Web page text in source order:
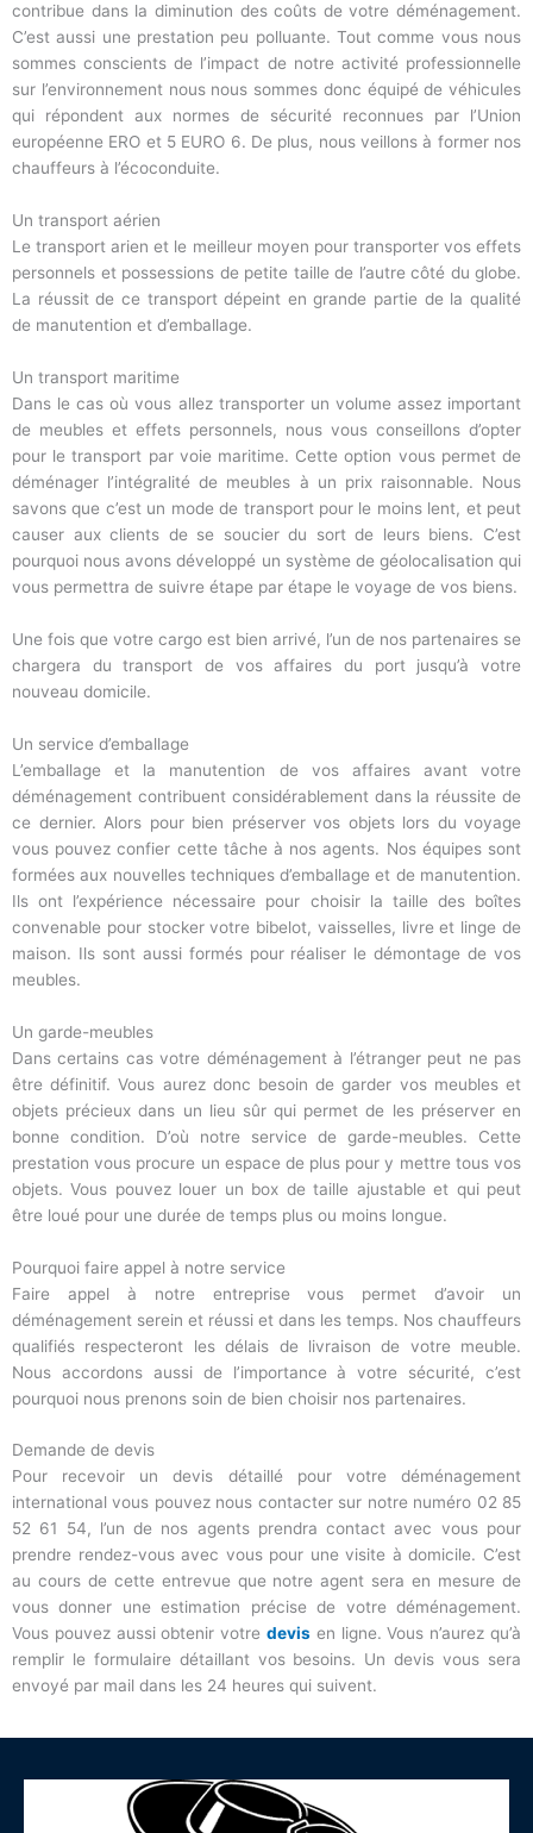
contribue dans la diminution des coûts de votre déménagement.
C’est aussi une prestation peu polluante. Tout comme vous nous
sommes conscients de l’impact de notre activité professionnelle
sur l’environnement nous nous sommes donc équipé de véhicules
qui répondent aux normes de sécurité reconnues par l’Union
européenne ERO et 5 EURO 6. De plus, nous veillons à former nos
chauffeurs à l’écoconduite.
Un transport aérien
Le transport arien et le meilleur moyen pour transporter vos effets
personnels et possessions de petite taille de l’autre côté du globe.
La réussit de ce transport dépeint en grande partie de la qualité
de manutention et d’emballage.
Un transport maritime
Dans le cas où vous allez transporter un volume assez important
de meubles et effets personnels, nous vous conseillons d’opter
pour le transport par voie maritime. Cette option vous permet de
déménager l’intégralité de meubles à un prix raisonnable. Nous
savons que c’est un mode de transport pour le moins lent, et peut
causer aux clients de se soucier du sort de leurs biens. C’est
pourquoi nous avons développé un système de géolocalisation qui
vous permettra de suivre étape par étape le voyage de vos biens.
Une fois que votre cargo est bien arrivé, l’un de nos partenaires se
chargera du transport de vos affaires du port jusqu’à votre
nouveau domicile.
Un service d’emballage
L’emballage et la manutention de vos affaires avant votre
déménagement contribuent considérablement dans la réussite de
ce dernier. Alors pour bien préserver vos objets lors du voyage
vous pouvez confier cette tâche à nos agents. Nos équipes sont
formées aux nouvelles techniques d’emballage et de manutention.
Ils ont l’expérience nécessaire pour choisir la taille des boîtes
convenable pour stocker votre bibelot, vaisselles, livre et linge de
maison. Ils sont aussi formés pour réaliser le démontage de vos
meubles.
Un garde-meubles
Dans certains cas votre déménagement à l’étranger peut ne pas
être définitif. Vous aurez donc besoin de garder vos meubles et
objets précieux dans un lieu sûr qui permet de les préserver en
bonne condition. D’où notre service de garde-meubles. Cette
prestation vous procure un espace de plus pour y mettre tous vos
objets. Vous pouvez louer un box de taille ajustable et qui peut
être loué pour une durée de temps plus ou moins longue.
Pourquoi faire appel à notre service
Faire appel à notre entreprise vous permet d’avoir un
déménagement serein et réussi et dans les temps. Nos chauffeurs
qualifiés respecteront les délais de livraison de votre meuble.
Nous accordons aussi de l’importance à votre sécurité, c’est
pourquoi nous prenons soin de bien choisir nos partenaires.
Demande de devis
Pour recevoir un devis détaillé pour votre déménagement
international vous pouvez nous contacter sur notre numéro 02 85
52 61 54, l’un de nos agents prendra contact avec vous pour
prendre rendez-vous avec vous pour une visite à domicile. C’est
au cours de cette entrevue que notre agent sera en mesure de
vous donner une estimation précise de votre déménagement.
Vous pouvez aussi obtenir votre devis en ligne. Vous n’aurez qu’à
remplir le formulaire détaillant vos besoins. Un devis vous sera
envoyé par mail dans les 24 heures qui suivent.